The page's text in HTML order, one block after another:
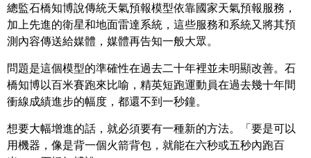
總監石橋知博說傳統天氣預報模型依靠國家天氣預報服務，
加上先進的衛星和地面雷達系統，這些服務和系統又將其預
測內容傳送給媒體，媒體再告知一般大眾。
問題是這個模型的準確性在過去二十年裡並未明顯改善。石
橋知博以百米賽跑來比喻，精英短跑運動員在過去幾十年間
衝線成績進步的幅度，都還不到一秒鐘。
想要大幅增進的話，就必須要有一種新的方法。「要是可以
用機器，像是背一個火箭背包，就能在六秒或五秒內跑百